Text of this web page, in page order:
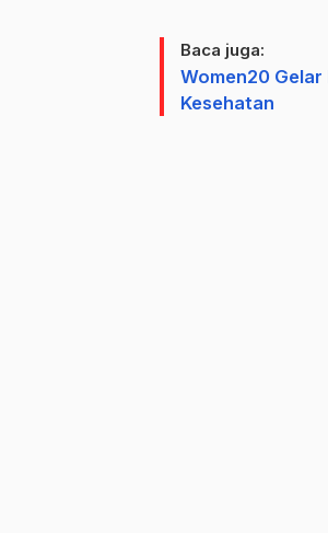
Baca juga:
Women20
Kesehatan